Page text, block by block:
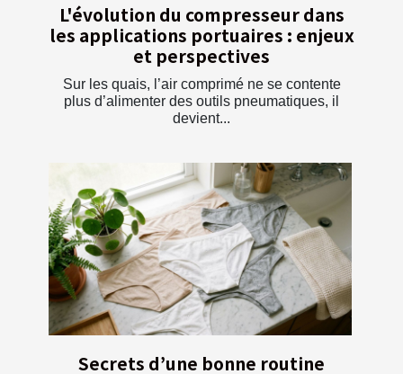
L'évolution du compresseur dans
les applications portuaires : enjeux
et perspectives
Sur les quais, l’air comprimé ne se contente
plus d’alimenter des outils pneumatiques, il
devient...
Secrets d’une bonne routine